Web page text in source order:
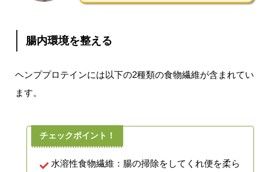
腸内環境を整える
ヘンププロテインには以下の2種類の食物繊維が含まれてい
ます。
水溶性食物繊維：腸の掃除をしてくれ便を柔ら